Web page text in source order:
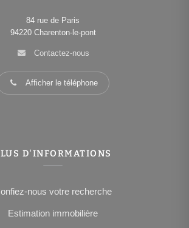
84 rue de Paris
94220 Charenton-le-pont
Contactez-nous
Afficher le téléphone
D'INFORMATIONS
nous votre recherche
Estimation immobilière